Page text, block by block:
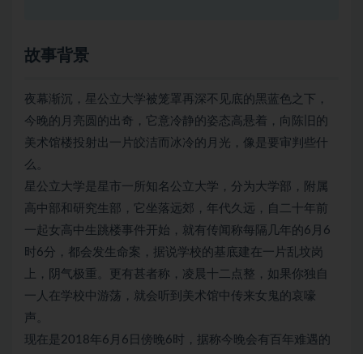
故事背景
夜幕渐沉，星公立大学被笼罩再深不见底的黑蓝色之下，
今晚的月亮圆的出奇，它意冷静的姿态高悬着，向陈旧的
美术馆楼投射出一片皎洁而冰冷的月光，像是要审判些什
么。
星公立大学是星市一所知名公立大学，分为大学部，附属
高中部和研究生部，它坐落远郊，年代久远，自二十年前
一起女高中生跳楼事件开始，就有传闻称每隔几年的6月6
时6分，都会发生命案，据说学校的基底建在一片乱坟岗
上，阴气极重。更有甚者称，凌晨十二点整，如果你独自
一人在学校中游荡，就会听到美术馆中传来女鬼的哀嚎
声。
现在是2018年6月6日傍晚6时，据称今晚会有百年难遇的